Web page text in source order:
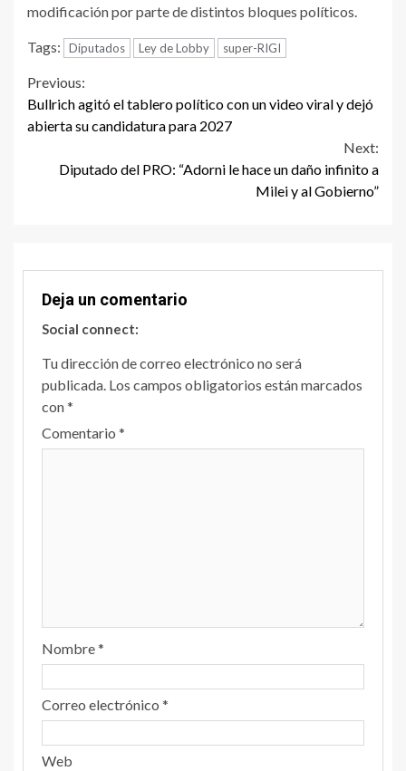
modificación por parte de distintos bloques políticos.
Tags: Diputados Ley de Lobby super-RIGI
Continue
Reading
Previous:
Bullrich agitó el tablero político con un video viral y dejó
abierta su candidatura para 2027
Next:
Diputado del PRO: “Adorni le hace un daño infinito a
Milei y al Gobierno”
Deja un comentario
Social connect:
Tu dirección de correo electrónico no será
publicada. Los campos obligatorios están marcados
con*
Comentario *
Nombre*
Correo electrónico *
Web